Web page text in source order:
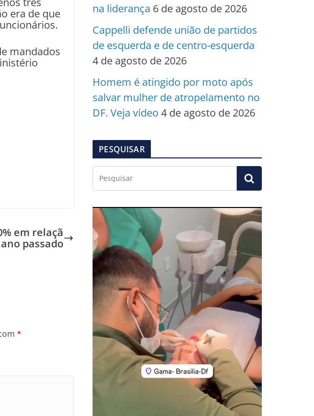
era de que
mandados
em relaçã
passado
*
na liderança 6 de agosto de 2026
Cappelli defende união de partidos
de esquerda e de centro-esquerda
4 de agosto de 2026
Homem é atingido por moto após
salvar mulher de atropelamento no
DF. Veja vídeo 4 de agosto de 2026
PESQUISAR